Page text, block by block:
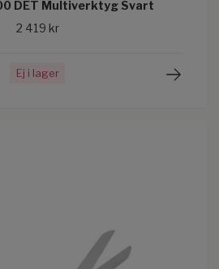
DET Multiverktyg Svart
2 419 kr
Ej i lager